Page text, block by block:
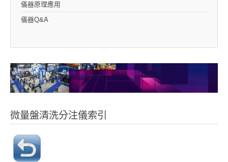
儀器原理應用
儀器Q&A
微量盤清洗分注儀索引